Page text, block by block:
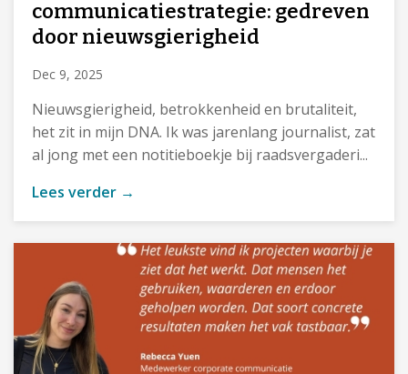
communicatiestrategie: gedreven
door nieuwsgierigheid
Dec 9, 2025
Nieuwsgierigheid, betrokkenheid en brutaliteit,
het zit in mijn DNA. Ik was jarenlang journalist, zat
al jong met een notitieboekje bij raadsvergaderi...
Lees verder →